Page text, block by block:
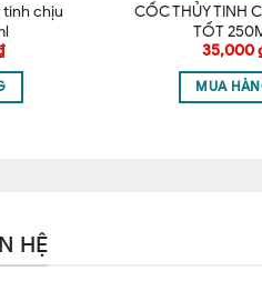
chịu
CỐC THỦY TINH
TỐT
35,000
MUA
HỆ